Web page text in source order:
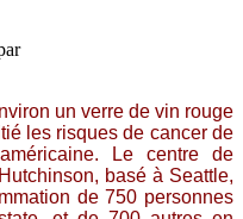
un verre de vin rouge
les risques de cancer de
Le centre de
basé à Seattle,
de 750 personnes